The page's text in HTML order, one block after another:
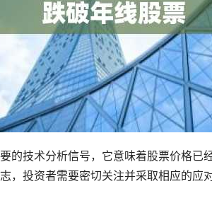
的技术分析信号，它意味着股票价格已
，投资者需要密切关注并采取相应的应对